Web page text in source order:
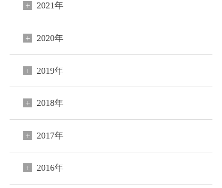
2021年
2020年
2019年
2018年
2017年
2016年
アクセス